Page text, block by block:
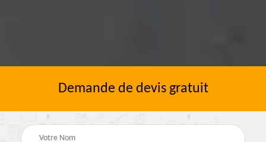
Demande de devis gratuit